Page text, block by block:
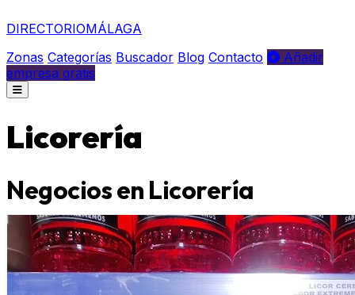
DIRECTORIOMÁLAGA
Zonas Categorías Buscador Blog Contacto
Añadir
empresa gratis
Licorería
Negocios en Licorería